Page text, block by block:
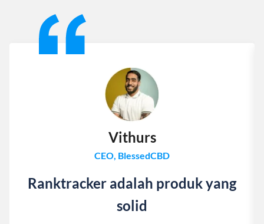
Vithurs
CEO, BlessedCBD
Ranktracker adalah produk yang
solid